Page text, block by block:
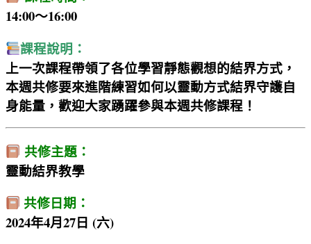
14:00～16:00
課程說明：
上一次課程帶領了各位學習靜態觀想的結界方式，
本週共修要來進階練習如何以靈動方式結界守護自
身能量，歡迎大家踴躍參與本週共修課程！
共修主題：
靈動結界教學
共修日期：
2024年4月27日 (六)